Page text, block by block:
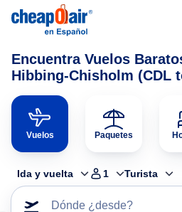
Encuentra Vuelos
Hibbing-Chisholm (CDL
Vuelos Paquetes
Ida y vuelta 1 Turista
Dónde ¿desde?